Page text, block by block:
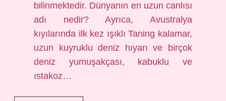
bilinmektedir. Dünyanın en uzun canlısı
adı nedir? Ayrıca, Avustralya
kıyılarında ilk kez ışıklı Taning kalamar,
uzun kuyruklu deniz hıyarı ve birçok
deniz yumuşakçası, kabuklu ve
ıstakoz…